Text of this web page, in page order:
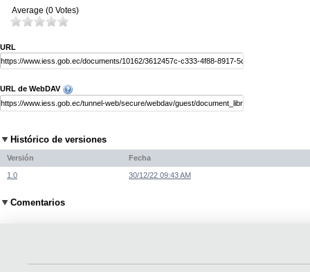
Average (0 Votes)
URL
URL de WebDAV
Histórico de versiones
Versión Fecha
1.0 30/12/22 09:43 AM
Comentarios